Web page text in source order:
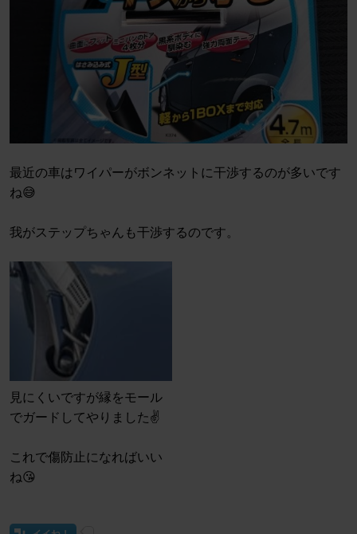
最近の車はワイパーがボンネットに干渉するのが多いです
ね😅
我がステップちゃんも干渉するのです。
見にくいですが縁をモール
でガードしてやりました✌️
これで傷防止になればいい
ね😘